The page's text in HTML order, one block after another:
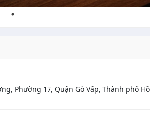
Phường 17, Quận Gò Vấp, Thành phố Hồ